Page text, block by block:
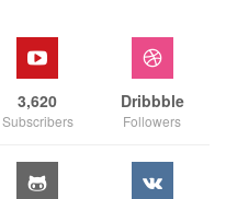
3,620
Subscribers
Dribbble
Followers